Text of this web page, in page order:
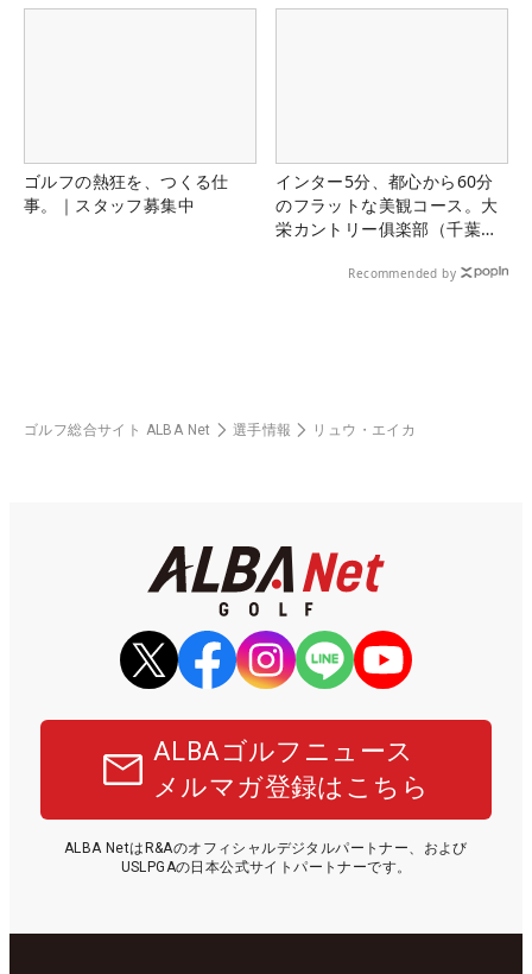
ゴルフの熱狂を、つくる仕
事。｜スタッフ募集中
インター5分、都心から60分
のフラットな美観コース。大
栄カントリー俱楽部（千葉
Recommended by
ゴルフ総合サイト ALBA Net 選手情報 リュウ・エイカ
ALBAゴルフニュース
メルマガ登録はこちら
ALBA NetはR&Aのオフィシャルデジタルパートナー、および
USLPGAの日本公式サイトパートナーです。